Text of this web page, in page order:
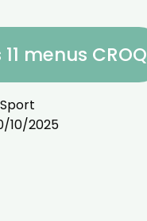
menus CROQ
10/2025